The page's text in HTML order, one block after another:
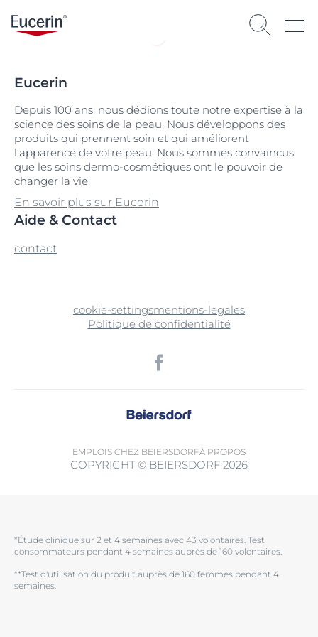
Eucerin
Depuis 100 ans, nous dédions toute notre expertise à la
science des soins de la peau. Nous développons des
produits qui prennent soin et qui améliorent
l'apparence de votre peau. Nous sommes convaincus
que les soins dermo-cosmétiques ont le pouvoir de
changer la vie.
En savoir plus sur Eucerin
Aide & Contact
contact
cookie-settingsmentions-legales
Politique de confidentialité
EMPLOIS CHEZ BEIERSDORFÀ PROPOS
COPYRIGHT © BEIERSDORF 2026
*Étude clinique sur 2 et 4 semaines avec 43 volontaires. Test
consommateurs pendant 4 semaines auprès de 160 volontaires.
**Test d'utilisation du produit auprès de 160 femmes pendant 4
semaines.